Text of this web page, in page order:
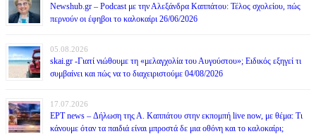
Newshub.gr – Podcast με την Αλεξάνδρα Καππάτου: Τέλος σχολείου, πώς
περνούν οι έφηβοι το καλοκαίρι 26/06/2026
05.08.2026
skai.gr -Γιατί νιώθουμε τη «μελαγχολία του Αυγούστου»; Ειδικός εξηγεί τι
συμβαίνει και πώς να το διαχειριστούμε 04/08/2026
17.07.2026
ΕΡΤ news – Δήλωση της Α. Καππάτου στην εκπομπή live now, με θέμα: Τι
κάνουμε όταν τα παιδιά είναι μπροστά δε μια οθόνη και το καλοκαίρι;